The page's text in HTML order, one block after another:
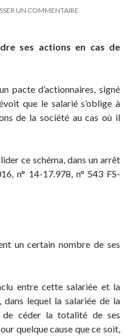
UN COMMENTAIRE
ses actions en cas de
pacte d’actionnaires, signé
que le salarié s’oblige à
de la société au cas où il
ce schéma, dans un arrêt
n° 14-17.978, n° 543 FS-
un certain nombre de ses
entre cette salariée et la
dans lequel la salariée de la
céder la totalité de ses
quelque cause que ce soit,